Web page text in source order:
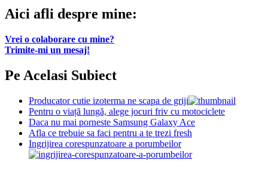
Aici afli despre mine:
Vrei o colaborare cu mine?
Trimite-mi un mesaj!
Pe Acelasi Subiect
Producator cutie izoterma ne scapa de griji
Pentru o viață lungă, alege jocuri friv cu motociclete
Daca nu mai porneste Samsung Galaxy Ace
Afla ce trebuie sa faci pentru a te trezi fresh
Ingrijirea corespunzatoare a porumbeilor